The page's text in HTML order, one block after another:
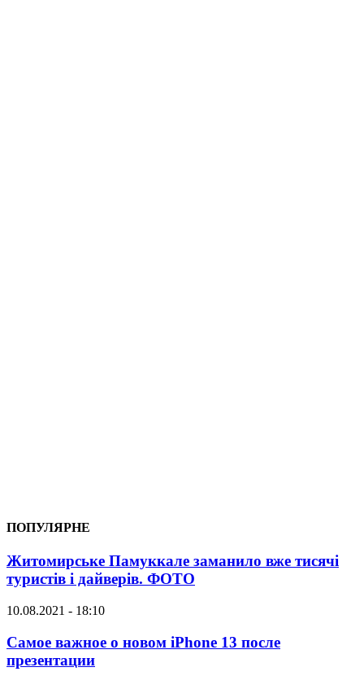
ПОПУЛЯРНЕ
Житомирське Памуккале заманило вже тисячі
туристів і дайверів. ФОТО
10.08.2021 - 18:10
Самое важное о новом iPhone 13 после
презентации